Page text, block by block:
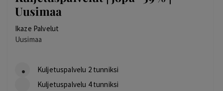
Uusimaa
Ikaze Palvelut
Uusimaa
Kuljetuspalvelu 2 tunniksi
Kuljetuspalvelu 4 tunniksi